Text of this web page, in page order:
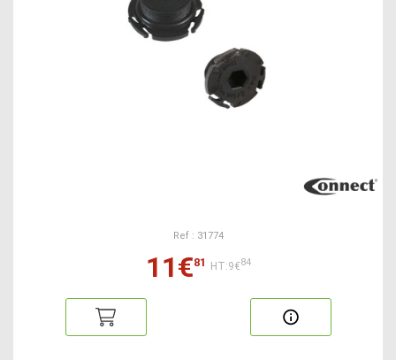
Ref : 31774
11€81 HT:9€84